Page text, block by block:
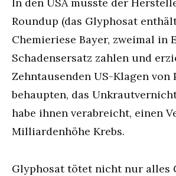
Roundup (das Glyphosat
Chemieriese Bayer, zweimal in
Schadensersatz zahlen und
Zehntausenden US-Klagen von
behaupten, das
habe ihnen verabreicht, einen
Milliardenhöhe Krebs.
Glyphosat tötet nicht nur alles